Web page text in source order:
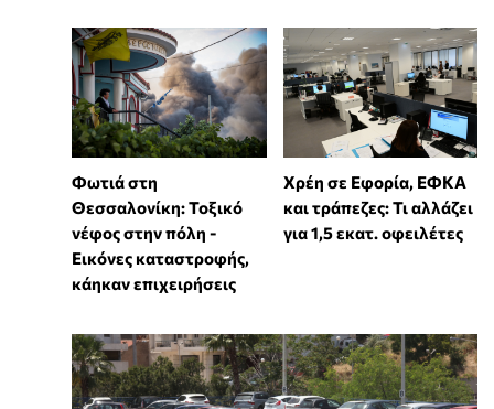
Φωτιά στη
Θεσσαλονίκη: Τοξικό
νέφος στην πόλη -
Εικόνες καταστροφής,
κάηκαν επιχειρήσεις
Χρέη σε Εφορία, ΕΦΚΑ
και τράπεζες: Τι αλλάζει
για 1,5 εκατ. οφειλέτες